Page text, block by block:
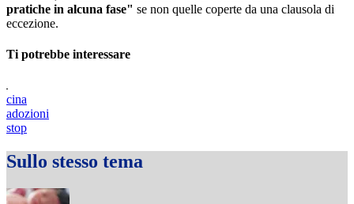
pratiche in alcuna fase" se non quelle coperte da una clausola di
eccezione.
Ti potrebbe interessare
cina
adozioni
stop
Sullo stesso tema